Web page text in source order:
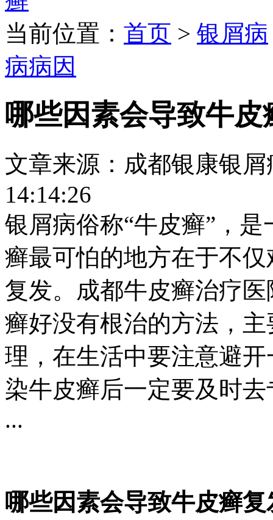
当前位置： 首页 > 银屑病
病病因
哪些因素会导致牛皮
文章来源：成都银康银
14:14:26
银屑病俗称“牛皮癣”，
癣最可怕的地方在于不
复发。成都牛皮癣治疗
癣好没有根治的方法，
理，在生活中要注意避
染牛皮癣后一定要及时
...
哪些因素会导致牛皮癣复